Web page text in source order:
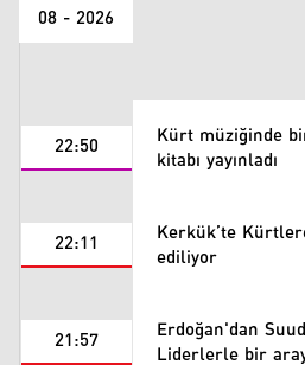
08 - 2026
22:50 Kürt müziğinde
kitabı yayınladı
22:11 Kerkük’te
ediliyor
21:57 Erdoğan'dan
Liderlerle bir